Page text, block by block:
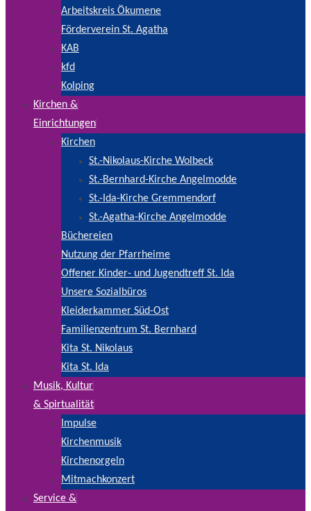
Arbeitskreis Ökumene
Förderverein St. Agatha
KAB
kfd
Kolping
Kirchen &
Einrichtungen
Kirchen
St.-Nikolaus-Kirche Wolbeck
St.-Bernhard-Kirche Angelmodde
St.-Ida-Kirche Gremmendorf
St.-Agatha-Kirche Angelmodde
Büchereien
Nutzung der Pfarrheime
Offener Kinder- und Jugendtreff St. Ida
Unsere Sozialbüros
Kleiderkammer Süd-Ost
Familienzentrum St. Bernhard
Kita St. Nikolaus
Kita St. Ida
Musik, Kultur
& Spirtualität
Impulse
Kirchenmusik
Kirchenorgeln
Mitmachkonzert
Service &